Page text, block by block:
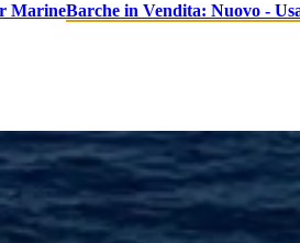
MarineBarche in Vendita: Nuovo -